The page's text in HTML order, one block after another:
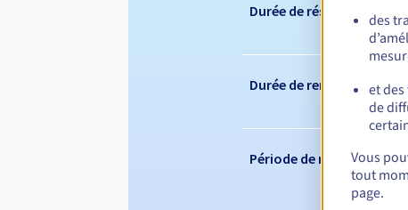
Durée de réservation
Durée de renouvellement
Période de rédemption
des
et
de
Vous
tout
page.